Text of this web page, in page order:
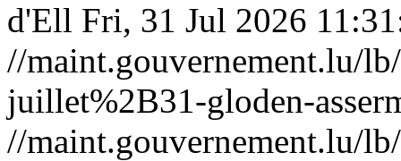
d'Ell Fri, 31 Jul 2026
//maint.gouvernement.lu/
juillet%2B31-gloden-
//maint.gouvernement.lu/